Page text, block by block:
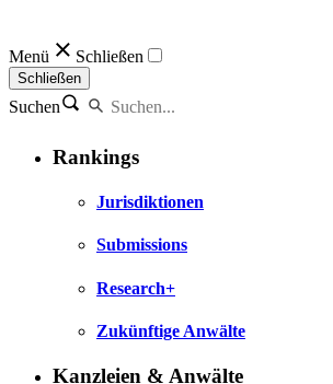
Menü Schließen
Schließen
Suchen
Rankings
Jurisdiktionen
Submissions
Research+
Zukünftige Anwälte
Kanzleien & Anwälte